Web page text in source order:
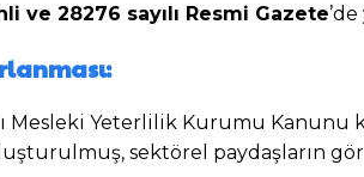
ve 28276 sayılı Resmi Gazete
Mesleki Yeterlilik Kurumu
sektörel paydaşların